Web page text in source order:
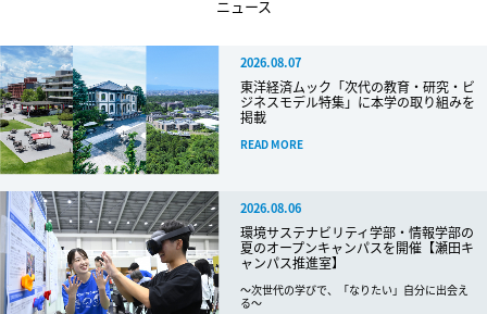
ニュース
2026.08.07
東洋経済ムック「次代の教育・研究・ビ
ジネスモデル特集」に本学の取り組みを
掲載
READ MORE
2026.08.06
環境サステナビリティ学部・情報学部の
夏のオープンキャンパスを開催【瀬田キ
ャンパス推進室】
～次世代の学びで、「なりたい」自分に出会え
る～